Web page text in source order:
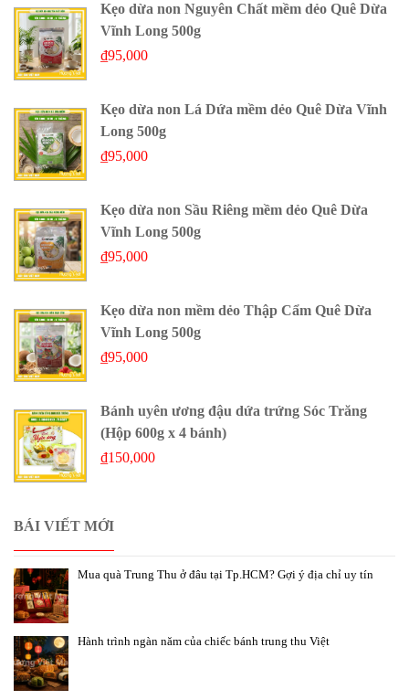
Kẹo dừa non Nguyên Chất mềm dẻo Quê Dừa
Vĩnh Long 500g
₫95,000
Kẹo dừa non Lá Dứa mềm dẻo Quê Dừa Vĩnh
Long 500g
₫95,000
Kẹo dừa non Sầu Riêng mềm dẻo Quê Dừa
Vĩnh Long 500g
₫95,000
Kẹo dừa non mềm dẻo Thập Cẩm Quê Dừa
Vĩnh Long 500g
₫95,000
Bánh uyên ương đậu dứa trứng Sóc Trăng
(Hộp 600g x 4 bánh)
₫150,000
BÁI VIẾT MỚI
Mua quà Trung Thu ở đâu tại Tp.HCM? Gợi ý địa chỉ uy tín
Hành trình ngàn năm của chiếc bánh trung thu Việt